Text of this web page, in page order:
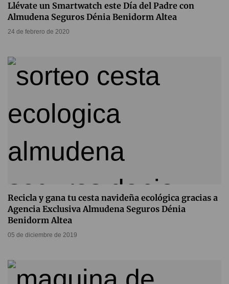
Llévate un Smartwatch este Día del Padre con
Almudena Seguros Dénia Benidorm Altea
24 de febrero de 2020
Recicla y gana tu cesta navideña ecológica gracias a
Agencia Exclusiva Almudena Seguros Dénia
Benidorm Altea
05 de diciembre de 2019